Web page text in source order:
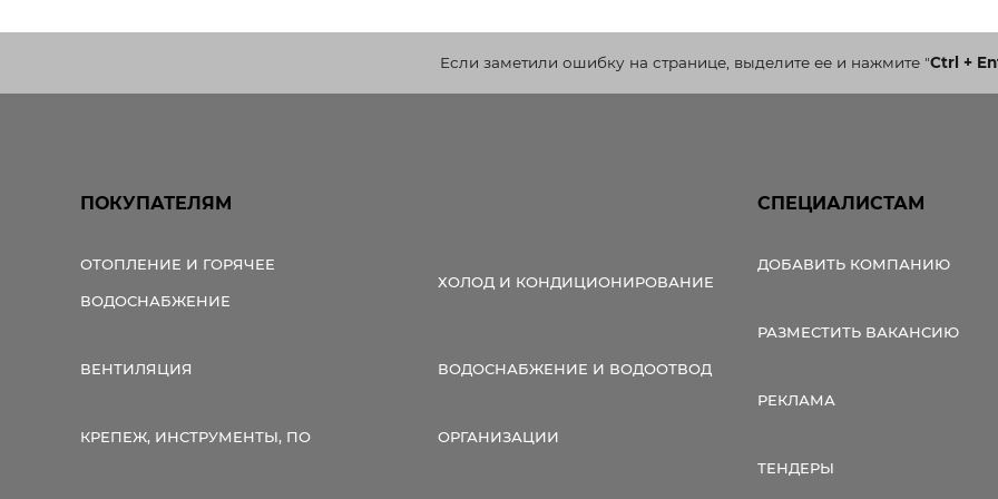
Если заметили ошибку на странице, выделите ее и нажмите"Ctrl +
ПОКУПАТЕЛЯМ
ОТОПЛЕНИЕ И ГОРЯЧЕЕ
ВОДОСНАБЖЕНИЕ
ХОЛОД И КОНДИЦИОНИРОВАНИЕ
ВЕНТИЛЯЦИЯ ВОДОСНАБЖЕНИЕ И ВОДООТВОД
КРЕПЕЖ, ИНСТРУМЕНТЫ, ПО ОРГАНИЗАЦИИ
СПЕЦИАЛИСТАМ
ДОБАВИТЬ КОМПАНИЮ
РАЗМЕСТИТЬ ВАКАНСИЮ
РЕКЛАМА
ТЕНДЕРЫ